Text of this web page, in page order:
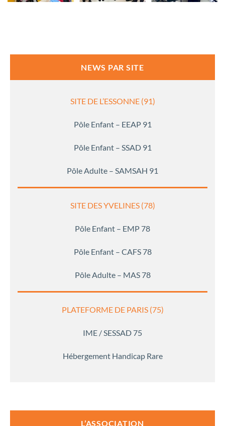
NEWS PAR SITE
SITE DE L’ESSONNE (91)
Pôle Enfant – EEAP 91
Pôle Enfant – SSAD 91
Pôle Adulte – SAMSAH 91
SITE DES YVELINES (78)
Pôle Enfant – EMP 78
Pôle Enfant – CAFS 78
Pôle Adulte – MAS 78
PLATEFORME DE PARIS (75)
IME / SESSAD 75
Hébergement Handicap Rare
L’ASSOCIATION